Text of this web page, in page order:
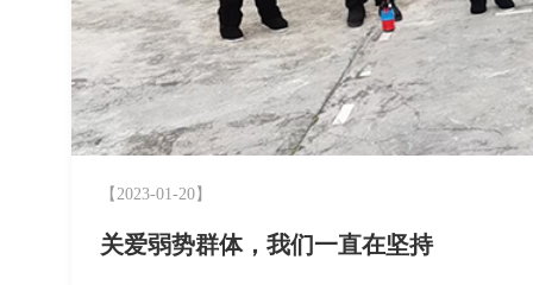
【2023-01-20】
关爱弱势群体，我们一直在坚持